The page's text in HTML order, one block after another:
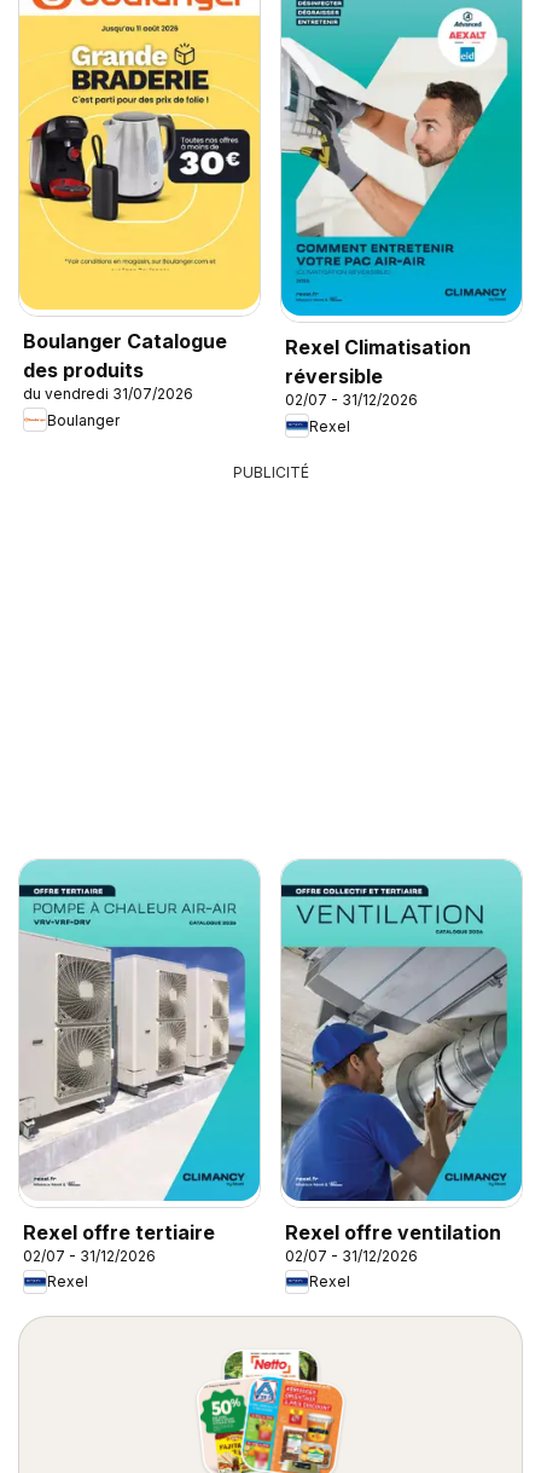
Boulanger Catalogue
des produits
du vendredi 31/07/2026
Boulanger
Rexel Climatisation
réversible
02/07 - 31/12/2026
Rexel
PUBLICITÉ
Rexel offre tertiaire
02/07 - 31/12/2026
Rexel
Rexel offre ventilation
02/07 - 31/12/2026
Rexel